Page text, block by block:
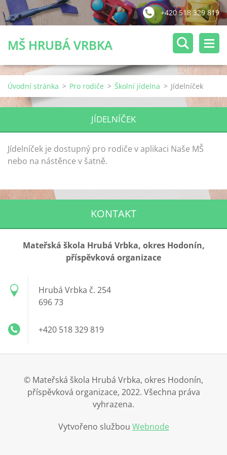
+420 518 329 819
MŠ HRUBÁ VRBKA
Úvodní stránka > Pro rodiče > Školní jídelna > Jídelníček
JÍDELNÍČEK
Jídelníček je dostupný pro rodiče v aplikaci Naše MŠ
nebo na nástěnce v šatně.
KONTAKT
Mateřská škola Hrubá Vrbka, okres Hodonín,
příspěvková organizace
Hrubá Vrbka č. 254
696 73
+420 518 329 819
© Mateřská škola Hrubá Vrbka, okres Hodonín,
příspěvková organizace, 2022. Všechna práva
vyhrazena.
Vytvořeno službou Webnode